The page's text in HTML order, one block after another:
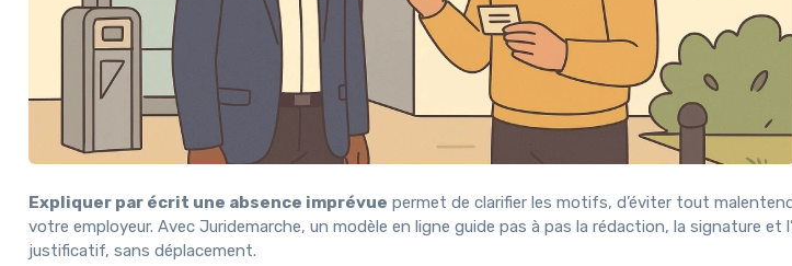
Expliquer par écrit une absence imprévue permet de clarifier les motifs, d’éviter tout
votre employeur. Avec Juridemarche, un modèle en ligne guide pas à pas la rédaction, la signature et
justificatif, sans déplacement.